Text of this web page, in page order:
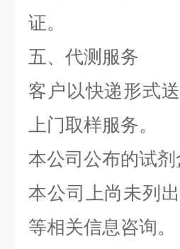
证。
五、代测服务
客户以快递形式
上门取样服务。
本公司公布的试
本公司上尚未列
等相关信息咨询。